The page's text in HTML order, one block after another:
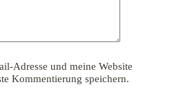
Adresse und meine Website
Kommentierung speichern.